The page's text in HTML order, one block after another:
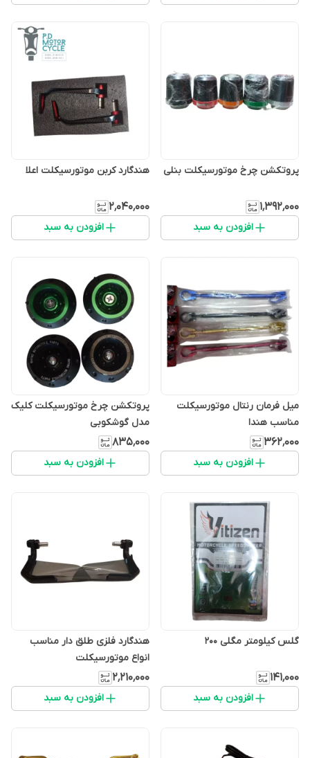
پروتکشن چرخ موتورسیکلت بنلی
۱٬۳۹۲٬۰۰۰
افزودن به سبد
هندگارد کربن موتورسیکلت اعلا
۲٬۰۴۰٬۰۰۰
افزودن به سبد
میل فرمان رنتال موتورسیکلت
مناسب هندا
۳۶۲٬۰۰۰
افزودن به سبد
پروتکشن چرخ موتورسیکلت کلیک
مدل گوشکوبی
۸۳۵٬۰۰۰
افزودن به سبد
گلس کیلومتر مگلی 200
۱۴۱٬۰۰۰
افزودن به سبد
هندگارد فلزی طلق دار مناسب
انواع موتورسیکلت
۲٬۲۱۰٬۰۰۰
افزودن به سبد